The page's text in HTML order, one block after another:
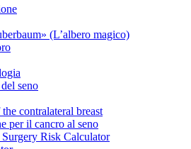
(L’albero magico)
seno
contralateral breast
per il cancro al seno
Surgery Risk Calculator